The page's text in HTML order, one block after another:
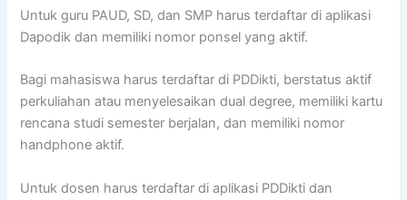
Untuk guru PAUD, SD, dan SMP harus terdaftar di aplikasi
Dapodik dan memiliki nomor ponsel yang aktif.
Bagi mahasiswa harus terdaftar di PDDikti, berstatus aktif
perkuliahan atau menyelesaikan dual degree, memiliki kartu
rencana studi semester berjalan, dan memiliki nomor
handphone aktif.
Untuk dosen harus terdaftar di aplikasi PDDikti dan